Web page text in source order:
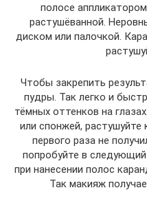
полосе
растушёванной.
диском или палочкой.
Чтобы закрепить
пудры. Так легко и
тёмных оттенков на
или спонжей,
первого раза не
попробуйте в
при нанесении полос
Так макияж